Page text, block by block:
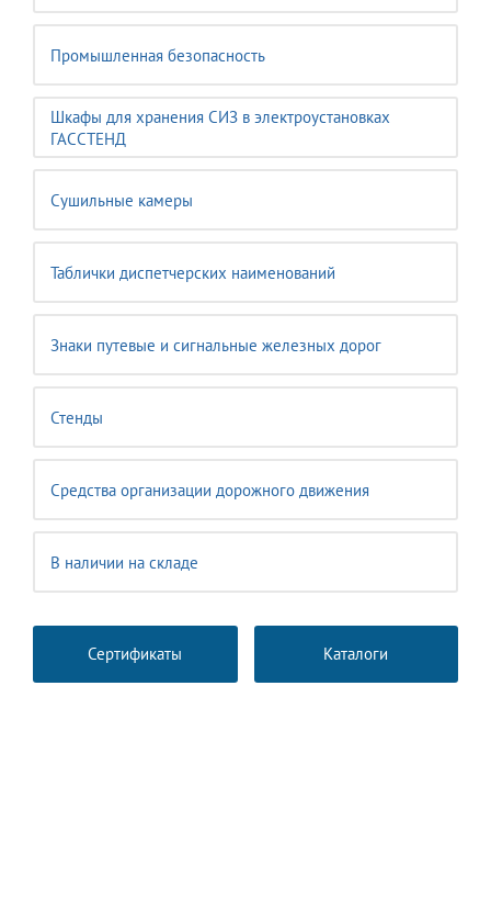
Промышленная безопасность
Шкафы для хранения СИЗ в электроустановках
ГАССТЕНД
Сушильные камеры
Таблички диспетчерских наименований
Знаки путевые и сигнальные железных дорог
Стенды
Средства организации дорожного движения
В наличии на складе
Сертификаты Каталоги